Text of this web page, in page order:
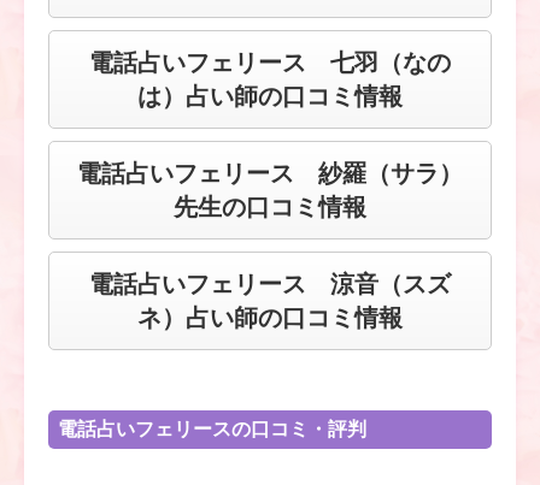
電話占いフェリース 七羽（なの
は）占い師の口コミ情報
電話占いフェリース 紗羅（サラ）
先生の口コミ情報
電話占いフェリース 涼音（スズ
ネ）占い師の口コミ情報
電話占いフェリースの口コミ・評判